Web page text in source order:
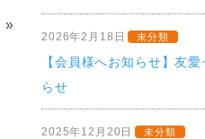
»
2026年2月18日 未分類
【会員様へお知らせ】友
らせ
2025年12月20日 未分類